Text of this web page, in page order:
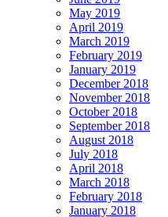
May 2019
April 2019
March 2019
February 2019
January 2019
December 2018
November 2018
October 2018
September 2018
August 2018
July 2018
April 2018
March 2018
February 2018
January 2018